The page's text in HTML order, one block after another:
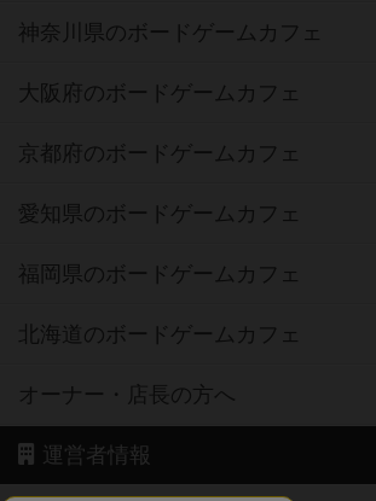
神奈川県のボードゲームカフェ
大阪府のボードゲームカフェ
京都府のボードゲームカフェ
愛知県のボードゲームカフェ
福岡県のボードゲームカフェ
北海道のボードゲームカフェ
オーナー・店長の方へ
運営者情報